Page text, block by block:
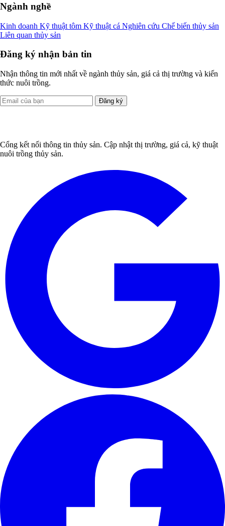
Ngành nghề
Kinh doanh Kỹ thuật tôm Kỹ thuật cá Nghiên cứu Chế biến thủy sản
Liên quan thủy sản
Đăng ký nhận bản tin
Nhận thông tin mới nhất về ngành thủy sản, giá cả thị trường và kiến
thức nuôi trồng.
Đăng ký
Cổng kết nối thông tin thủy sản. Cập nhật thị trường, giá cả, kỹ thuật
nuôi trồng thủy sản.